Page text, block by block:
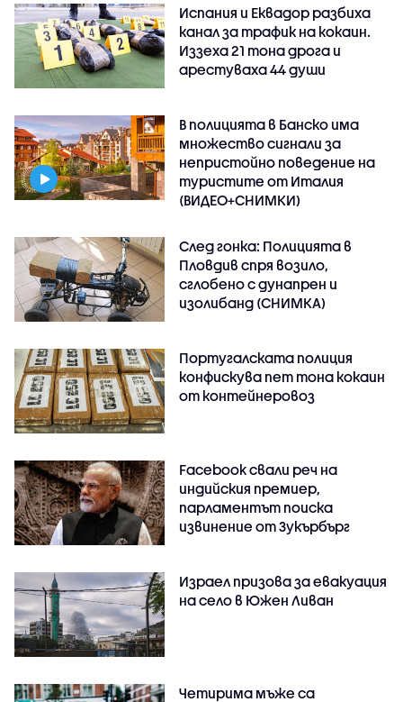
Испания и Еквадор разбиха
канал за трафик на кокаин.
Иззеха 21 тона дрога и
арестуваха 44 души
В полицията в Банско има
множество сигнали за
непристойно поведение на
туристите от Италия
(ВИДЕО+СНИМКИ)
След гонка: Полицията в
Пловдив спря возило,
сглобено с дунапрен и
изолибанд (СНИМКА)
Португалската полиция
конфискува пет тона кокаин
от контейнеровоз
Facebook свали реч на
индийския премиер,
парламентът поиска
извинение от Зукърбърг
Израел призова за евакуация
на село в Южен Ливан
Четирима мъже са